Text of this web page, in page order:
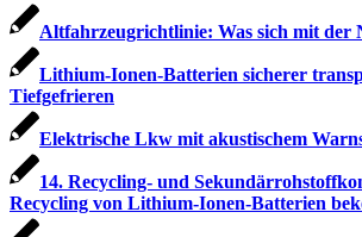
Altfahrzeugrichtlinie: Was sich mit der
Lithium-Ionen-Batterien sicherer
Tiefgefrieren
Elektrische Lkw mit akustischem
14. Recycling- und
Recycling von Lithium-Ionen-Batterien